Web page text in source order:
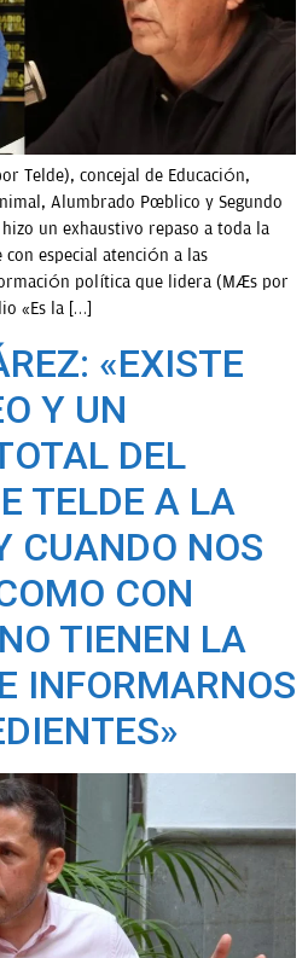
Telde), concejal de Educación,
Alumbrado Público y Segundo
un exhaustivo repaso a toda la
especial atención a las
política que lidera (Más por
«Es la […]
«EXISTE
Y UN
DEL
TELDE A LA
CUANDO NOS
CON
TIENEN LA
INFORMARNOS